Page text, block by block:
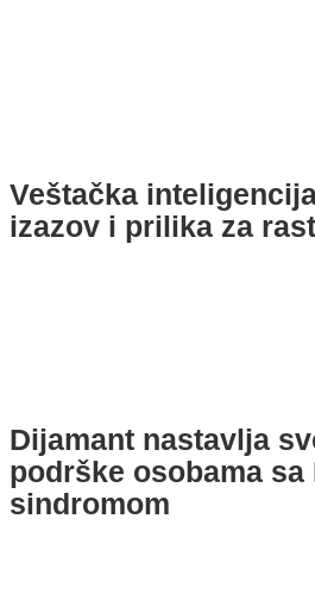
Veštačka
izazov i prilika za rast
Dijamant nastavlja
podrške osobama sa
sindromom